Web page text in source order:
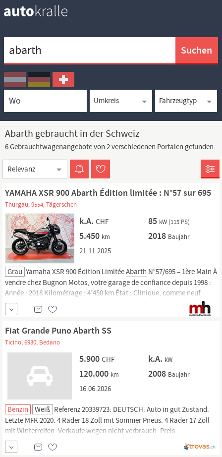
Ortssuche
Umkreissuche
Typsuche
Abarth gebraucht in der Schweiz
6 Gebrauchtwagenangebote von 2 verschiedenen Portalen gefunden.
Sortierung
YAMAHA XSR 900 Abarth Édition limitée : N°57 sur 695
Thurgau, 9554, Tägerschen
k.A. CHF 85 kW (115 PS)
5.450 km 2018 Baujahr
21.11.2025
Grau Yamaha XSR 900 Édition LimitéeAbarth N°57/695 – 1ère Main À
vendre chez Bugnon Motos, votre garage de confiance depuis 1998 :
Année : 2018 Kilométrage : 4’450 km État : Clinique, comme neuf
Édition limitée : N°57 sur 695 Ligne d’échappement : Akrapovic Titane
homologuée Entretien : Tous les consommables à jour et révisions
Fiat Grande Puno Abarth SS
Ticino, 6930, Bedano
5.900 CHF k.A. kW
120.000 km 2008 Baujahr
16.06.2026
Benzin Weiß Referenz 20339723: DEUTSCH: Auto in gut Zustand.
Letzte MFK 2020. 4 Räder 18 Zoll mit Sommer Pneus. 4 Räder 17 Zoll
mit Winterreifen. Verkaufe wegen nicht verbrauch. Preis
verhandelbar FRANCAIS: Voiture en bon état. Dernière expertise 2020.
4 jantes 18 pouces avec pneus été 4 jantes 17 pouces avec pneus hiver